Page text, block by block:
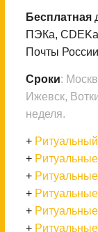
Бесплатная
ПЭКа,
Почты России
Сроки:
Ижевск,
неделя.
+
+
+
+
+
+